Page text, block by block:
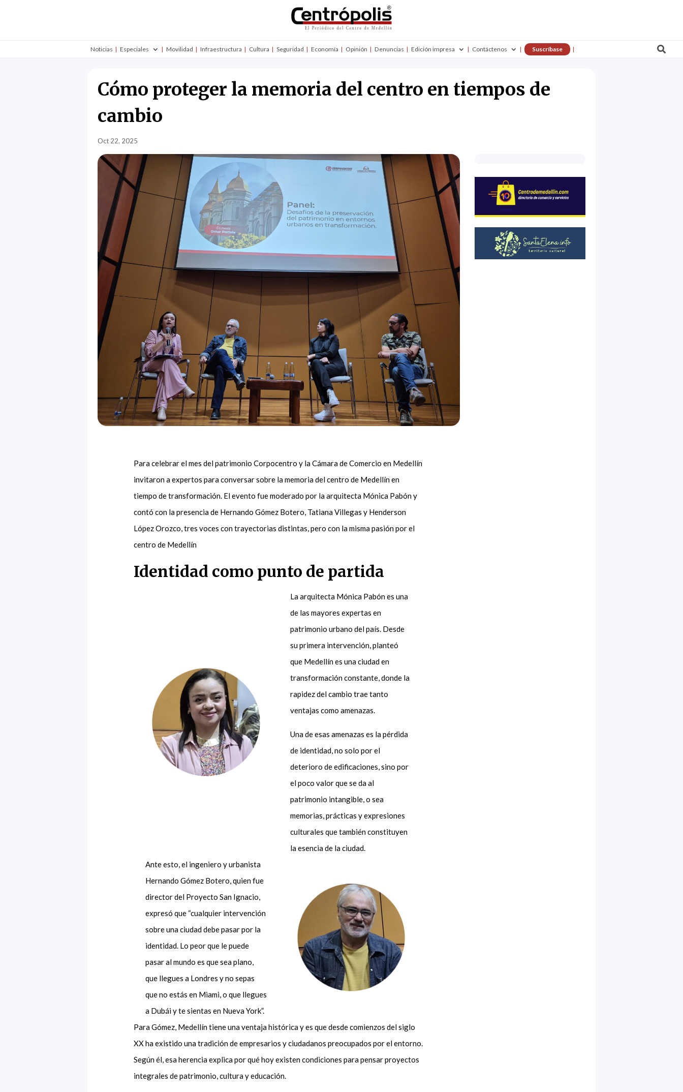
Noticias Especiales Movilidad Infraestructura Cultura Seguridad Economía Opinión Denuncias Edición impresa Contáctenos Suscríbase 
Cómo proteger la memoria del centro en tiempos de
cambio
Oct 22, 2025
Para celebrar el mes del patrimonio Corpocentro y la Cámara de Comercio en Medellín
invitaron a expertos para conversar sobre la memoria del centro de Medellín en
tiempo de transformación. El evento fue moderado por la arquitecta Mónica Pabón y
contó con la presencia de Hernando Gómez Botero, Tatiana Villegas y Henderson
López Orozco, tres voces con trayectorias distintas, pero con la misma pasión por el
centro de Medellín
Identidad como punto de partida
La arquitecta Mónica Pabón es una
de las mayores expertas en
patrimonio urbano del país. Desde
su primera intervención, planteó
que Medellín es una ciudad en
transformación constante, donde la
rapidez del cambio trae tanto
ventajas como amenazas.
Una de esas amenazas es la pérdida
de identidad, no solo por el
deterioro de edificaciones, sino por
el poco valor que se da al
patrimonio intangible, o sea
memorias, prácticas y expresiones
culturales que también constituyen
la esencia de la ciudad.
Ante esto, el ingeniero y urbanista
Hernando Gómez Botero, quien fue
director del Proyecto San Ignacio,
expresó que “cualquier intervención
sobre una ciudad debe pasar por la
identidad. Lo peor que le puede
pasar al mundo es que sea plano,
que llegues a Londres y no sepas
que no estás en Miami, o que llegues
a Dubái y te sientas en Nueva York”.
Para Gómez, Medellín tiene una ventaja histórica y es que desde comienzos del siglo
XX ha existido una tradición de empresarios y ciudadanos preocupados por el entorno.
Según él, esa herencia explica por qué hoy existen condiciones para pensar proyectos
integrales de patrimonio, cultura y educación.